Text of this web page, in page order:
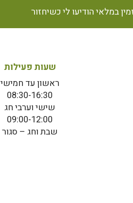
במלאי הודיעו לי כשיחזור
שעות פעילות
ראשון עד חמישי
08:30-16:30
שישי וערבי חג
09:00-12:00
שבת וחג – סגור